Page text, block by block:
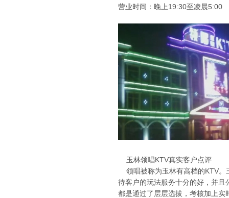
营业时间：晚上19:30至凌晨5:00
玉林领唱KTV真实客户点评
领唱被称为玉林有高档的KTV。
待客户的玩法服务十分的好，并
都是通过了层层选拔，考核加上